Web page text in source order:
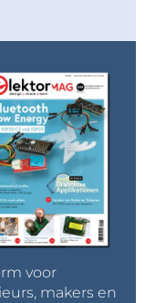
voor
makers en